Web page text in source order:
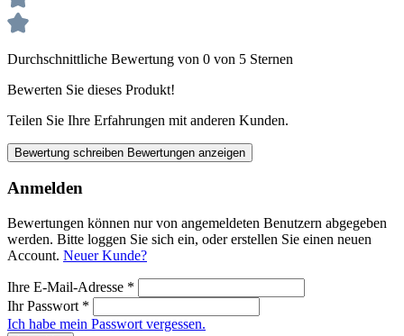
Durchschnittliche Bewertung von 0 von 5 Sternen
Bewerten Sie dieses Produkt!
Teilen Sie Ihre Erfahrungen mit anderen Kunden.
Bewertung schreiben Bewertungen anzeigen
Anmelden
Bewertungen können nur von angemeldeten Benutzern abgegeben
werden. Bitte loggen Sie sich ein, oder erstellen Sie einen neuen
Account. Neuer Kunde?
Ihre E-Mail-Adresse *
Ihr Passwort *
Ich habe mein Passwort vergessen.